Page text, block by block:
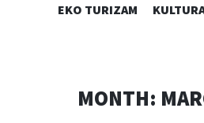
SKIP
EKO TURIZAM
MONTH: